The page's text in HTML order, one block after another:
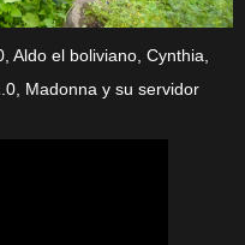
Madonna y su servidor